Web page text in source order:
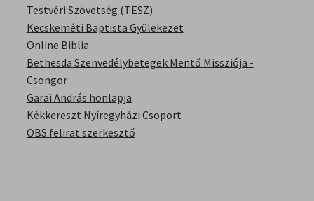
Kitekintés
Könyvtár
Család-Házasság
Életrajzok-Regények
Testvéri Szövetség (TESZ)
Kecskeméti Baptista Gyülekezet
Online Biblia
Bethesda Szenvedélybetegek Mentő Missziója -
Csongor
Garai András honlapja
Kékkereszt Nyíregyházi Csoport
OBS felirat szerkesztő